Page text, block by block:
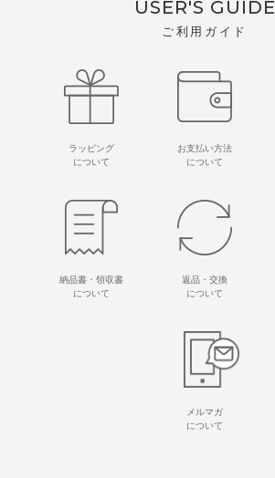
USER'S GUIDE
ご利用ガイド
ラッピング
について
お支払い方法
について
納品書・領収書
について
返品・交換
について
メルマガ
について